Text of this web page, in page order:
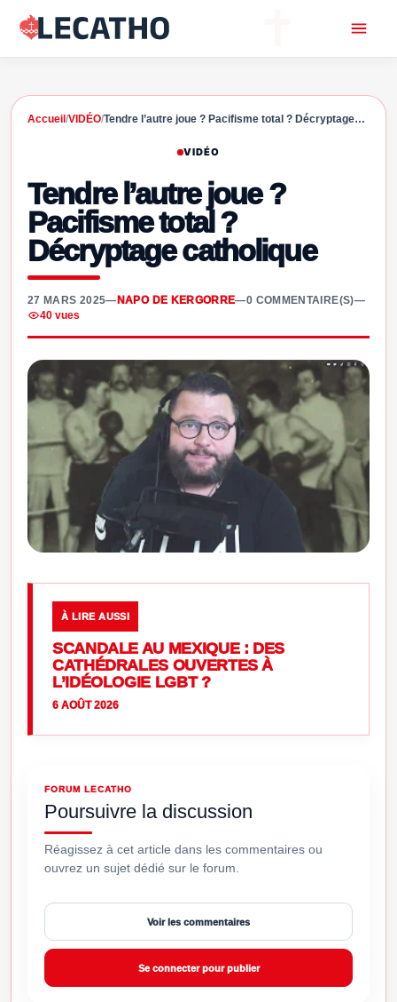
Accueil /VIDÉO/Tendre l’autre joue ? Pacifisme total ? Décryptage…
VIDÉO
Tendre l’autre joue ?
Pacifisme total ?
Décryptage catholique
27 MARS 2025— NAPO DE KERGORRE—0 COMMENTAIRE(S)—
40 vues
À LIRE AUSSI
SCANDALE AU MEXIQUE : DES
CATHÉDRALES OUVERTES À
L’IDÉOLOGIE LGBT ?
6 AOÛT 2026
FORUM LECATHO
Poursuivre la discussion
Réagissez à cet article dans les commentaires ou
ouvrez un sujet dédié sur le forum.
Voir les commentaires
Se connecter pour publier